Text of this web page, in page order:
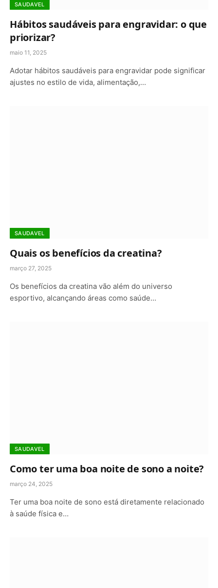
SAUDAVEL
Hábitos saudáveis para engravidar: o que
priorizar?
maio 11, 2025
Adotar hábitos saudáveis para engravidar pode significar
ajustes no estilo de vida, alimentação,…
SAUDAVEL
Quais os benefícios da creatina?
março 27, 2025
Os benefícios da creatina vão além do universo
esportivo, alcançando áreas como saúde…
SAUDAVEL
Como ter uma boa noite de sono a noite?
março 24, 2025
Ter uma boa noite de sono está diretamente relacionado
à saúde física e…